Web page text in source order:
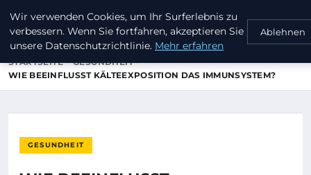
KEEP SURFING
STARTSEITE
GESUNDHEIT
WIE BEEINFLUSST KÄLTEEXPOSITION DAS IMMUNSYSTEM?
GESUNDHEIT
Wir verwenden Cookies, um Ihr Surferlebnis zu
verbessern. Wenn Sie fortfahren, akzeptieren Sie
unsere Datenschutzrichtlinie. Mehr erfahren
Ablehnen